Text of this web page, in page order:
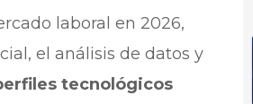
laboral en 2026,
el análisis de datos y
tecnológicos